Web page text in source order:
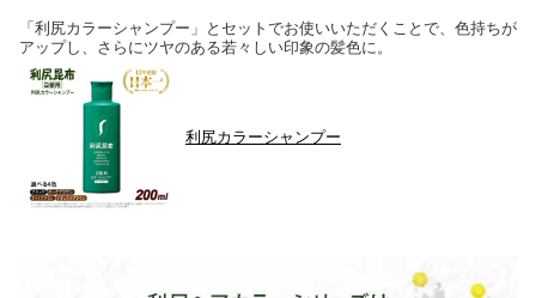
「利尻カラーシャンプー」とセットでお使いいただくことで、色持ちが
アップし、さらにツヤのある若々しい印象の髪色に。
利尻カラーシャンプー